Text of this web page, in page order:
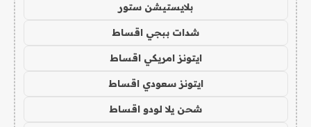
بلايستيشن ستور
شدات ببجي اقساط
ايتونز امريكي اقساط
ايتونز سعودي اقساط
شحن يلا لودو اقساط